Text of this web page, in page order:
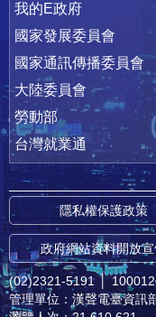
我的E政府
國家發展委員會
國家通訊傳播委員會
大陸委員會
勞動部
台灣就業通
隱私權保護政策
政府網站資料開放
(02)2321-5191 │
管理單位：漢聲電臺資訊